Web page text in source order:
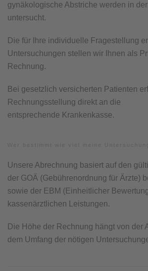
gynäkologische Abstriche werden in
untersucht.
Die für Ihre individuelle Fragestellung
Untersuchungen stellen wir Ihnen als
Rechnung.
Bei gesetzlich versicherten Patienten
Rechnungsstellung direkt an die
entsprechende Krankenkasse.
Unsere Abrechnung basiert auf den
der GOÄ (Gebührenordnung für Ärzte)
sowie der EBM (Einheitlicher
kassenärztlichen Leistungen.
Die Höhe der Rechnung hängt von der
dem Umfang der nötigen